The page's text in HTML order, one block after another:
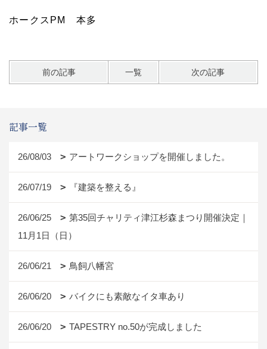
ホークスPM 本多
前の記事 一覧 次の記事
記事一覧
26/08/03 アートワークショップを開催しました。
26/07/19 『建築を整える』
26/06/25
第35回チャリティ津江杉森まつり開催決定｜
11月1日（日）
26/06/21 鳥飼八幡宮
26/06/20 バイクにも素敵なイタ車あり
26/06/20 TAPESTRY no.50が完成しました